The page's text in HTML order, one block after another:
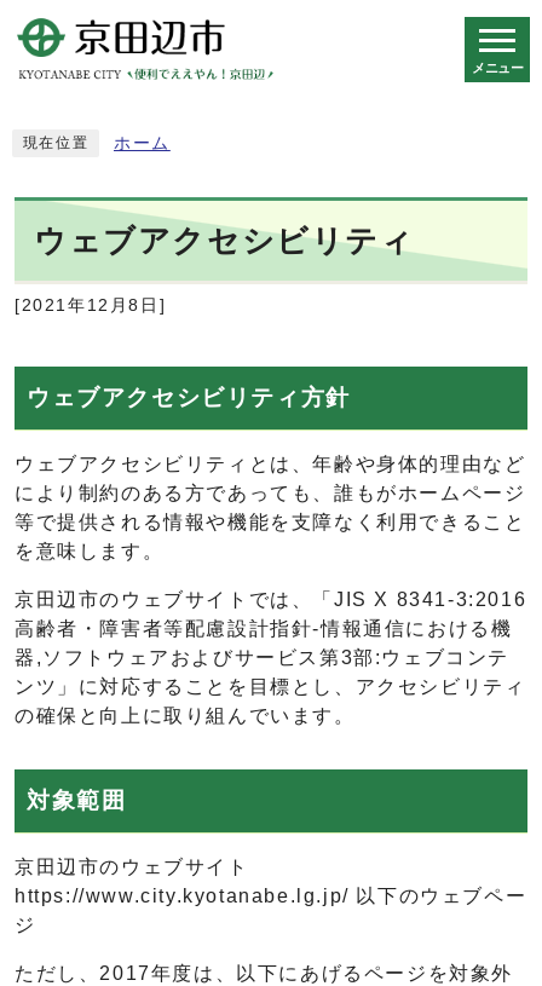
メニュー
現在位置 ホーム
ウェブアクセシビリティ
[2021年12月8日]
ウェブアクセシビリティ方針
ウェブアクセシビリティとは、年齢や身体的理由など
により制約のある方であっても、誰もがホームページ
等で提供される情報や機能を支障なく利用できること
を意味します。
京田辺市のウェブサイトでは、「JIS X 8341-3:2016
高齢者・障害者等配慮設計指針-情報通信における機
器,ソフトウェアおよびサービス第3部:ウェブコンテ
ンツ」に対応することを目標とし、アクセシビリティ
の確保と向上に取り組んでいます。
対象範囲
京田辺市のウェブサイト
https://www.city.kyotanabe.lg.jp/ 以下のウェブペー
ジ
ただし、2017年度は、以下にあげるページを対象外